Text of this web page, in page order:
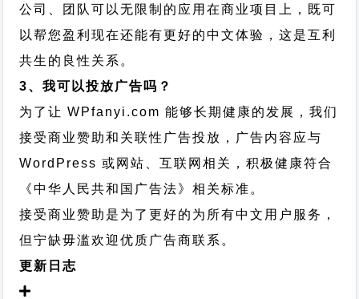
公司、团队可以无限制的应用在商业项目上，既可
以帮您盈利现在还能有更好的中文体验，这是互利
共生的良性关系。
3、我可以投放广告吗？
为了让 WPfanyi.com 能够长期健康的发展，我们
接受商业赞助和关联性广告投放，广告内容应与
WordPress 或网站、互联网相关，积极健康符合
《中华人民共和国广告法》相关标准。
接受商业赞助是为了更好的为所有中文用户服务，
但宁缺毋滥欢迎优质广告商联系。
更新日志